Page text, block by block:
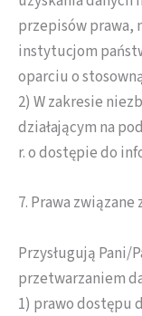
przepisów prawa,
instytucjom
oparciu o
2) W zakresie
działającym na
r. o dostępie do
7. Prawa
Przysługują Pani/
przetwarzaniem
1) prawo dostępu